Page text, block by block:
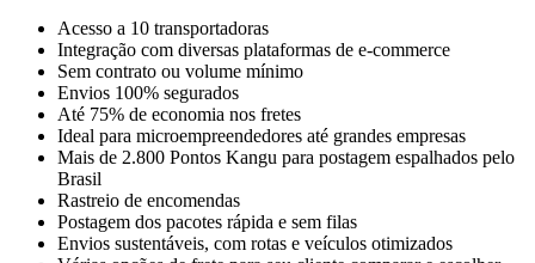
Acesso a 10 transportadoras
Integração com diversas plataformas de e-commerce
Sem contrato ou volume mínimo
Envios 100% segurados
Até 75% de economia nos fretes
Ideal para microempreendedores até grandes empresas
Mais de 2.800 Pontos Kangu para postagem espalhados pelo
Brasil
Rastreio de encomendas
Postagem dos pacotes rápida e sem filas
Envios sustentáveis, com rotas e veículos otimizados